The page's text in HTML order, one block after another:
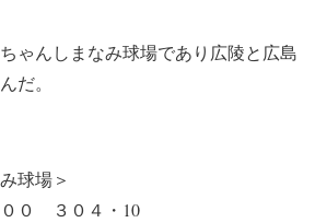
ゃんしまなみ球場であり広陵と広島
だ。
球場＞
０ ３０４・10